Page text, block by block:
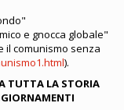
e gnocca globale"
il comunismo senza
).
TUTTA LA STORIA